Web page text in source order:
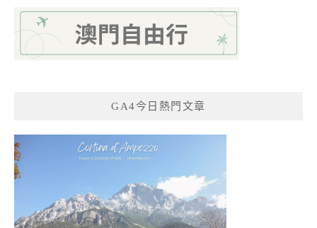
GA4今日熱門文章